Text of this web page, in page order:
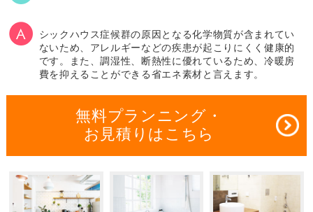
シックハウス症候群の原因となる化学物質が含まれてい
ないため、アレルギーなどの疾患が起こりにくく健康的
です。また、調湿性、断熱性に優れているため、冷暖房
費を抑えることができる省エネ素材と言えます。
無料プランニング・
お見積りはこちら